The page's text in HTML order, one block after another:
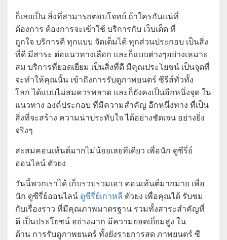
ก็เลยเป็น สิ่งที่สามารถตอบโจทย์ ถ้าใครกันแน่ที่
ต้องการ ต้องการจะเข้าใช้ บริการกับ เว็บเด็ด ที่
ถูกใจ บริการดี ทุกแบบ จัดเต็มได้ ทุกส่วนประกอบ เป็นสิ่ง
ที่ดี มีสาระ ต่อแนวทางเลือก และก็แบบต่างๆอย่างเหมาะ
สม บริการที่ยอดเยี่ยม เป็นสิ่งที่ดี มีคุณประโยชน์ เป็นจุดที่
จะทำให้คุณนั้น เข้าถึงการรับดูภาพยนตร์ ซีรีส์ทั่วทั้ง
โลก ได้แบบไม่สมควรพลาด และก็ยังคงเป็นอีกหนึ่งจุด ใน
แนวทาง องค์ประกอบ ที่มีความสำคัญ อีกหนึ่งทาง ที่เป็น
สิ่งที่จะสร้าง ความน่าประทับใจ ได้อย่างชัดเจน อย่างยิ่ง
จริงๆ
สะสมคอนเท้นต์มากไม่น้อยเลยทีเดียว เพื่อนัก ดูซีรี่ย์
ออนไลน์ ตัวยง
วันนี้พวกเราได้ เก็บรวบรวมเอา คอนเท้นต์มากมาย เพื่อ
นัก ดูซีรี่ย์ออนไลน์ ดูซีรี่ย์เกาหลี ตัวยง เพื่อคุณได้ รับชม
กับเรื่องราว ที่มีคุณภาพมาตรฐาน รวมทั้งสาระสำคัญที่
ดี เป็นประโยชน์ อย่างมาก มีความยอดเยี่ยมสูง ใน
ด้าน การรับดูภาพยนตร์ ทั้งยังรายการสด ภาพยนตร์ ซี